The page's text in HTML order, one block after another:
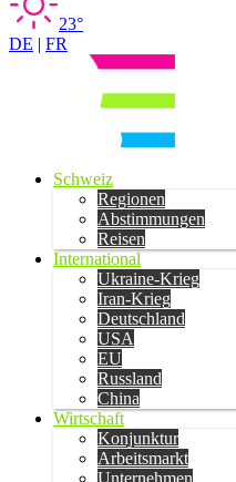
23°
DE | FR
Schweiz
Regionen
Abstimmungen
Reisen
International
Ukraine-Krieg
Iran-Krieg
Deutschland
USA
EU
Russland
China
Wirtschaft
Konjunktur
Arbeitsmarkt
Unternehmen